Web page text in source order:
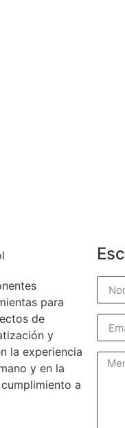
para
de
y
la experiencia
y en la
a